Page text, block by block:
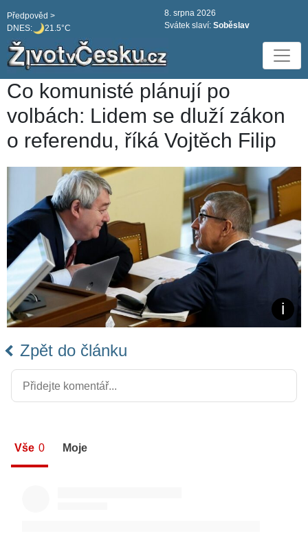
DNES: 21.5°C
Předpověd >
8. srpna 2026
Svátek slaví: Soběslav
Co komunisté plánují po
volbách: Lidem se dluží zákon
o referendu, říká Vojtěch Filip
Zpět do článku